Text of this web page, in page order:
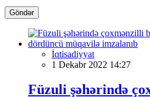
Göndər
İqtisadiyyat
1 Dekabr 2022 14:27
Füzuli şəhərində